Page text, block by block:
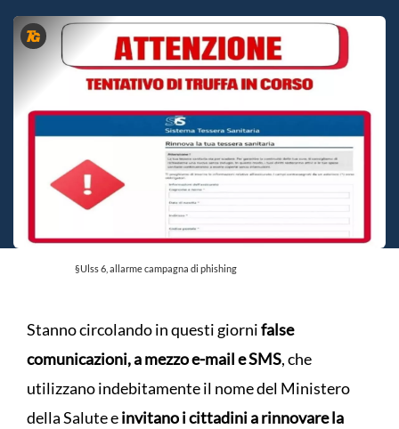
§Ulss 6, allarme campagna di phishing
Stanno circolando in questi giornifalse
comunicazioni, a mezzo e-mail e SMS, che
utilizzano indebitamente il nome del Ministero
della Salute einvitano i cittadini a rinnovare la